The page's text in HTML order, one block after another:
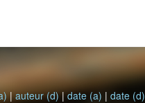
|auteur (d)|date (a) |date (d)